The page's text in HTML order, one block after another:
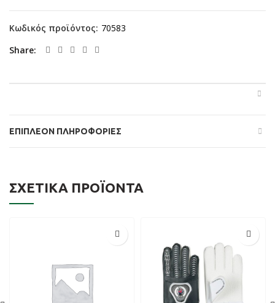
Κωδικός προϊόντος: 70583
Share
ΕΠΙΠΛΈΟΝ ΠΛΗΡΟΦΟΡΊΕΣ
ΣΧΕΤΙΚΆ ΠΡΟΪΌΝΤΑ